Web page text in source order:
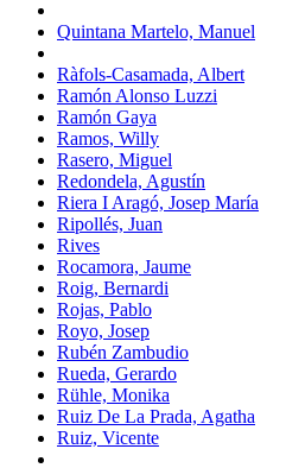
Quintana Martelo, Manuel
Ràfols-Casamada, Albert
Ramón Alonso Luzzi
Ramón Gaya
Ramos, Willy
Rasero, Miguel
Redondela, Agustín
Riera I Aragó, Josep María
Ripollés, Juan
Rives
Rocamora, Jaume
Roig, Bernardi
Rojas, Pablo
Royo, Josep
Rubén Zambudio
Rueda, Gerardo
Rühle, Monika
Ruiz De La Prada, Agatha
Ruiz, Vicente